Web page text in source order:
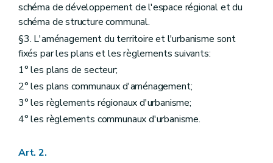
Section 4 Procédure d'élaboration
Art. 42
Art. 44
Art. 45
Section 5 Procédure et prescriptions de révision
Chapitre III Du plan communal d'aménagement
Section première Généralités
Art. 47
Section 2 Contenu
schéma de développement de l'espace régional et du
schéma de structure communal.
§3. L'aménagement du territoire et l'urbanisme sont
fixés par les plans et les règlements suivants:
1° les plans de secteur;
2° les plans communaux d'aménagement;
3° les règlements régionaux d'urbanisme;
4° les règlements communaux d'urbanisme.
Art. 2.